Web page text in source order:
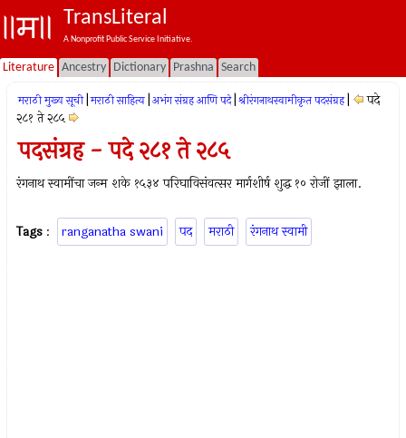
TransLiteral
A Nonprofit Public Service Initiative.
Literature Ancestry Dictionary Prashna Search
मराठी मुख्य सूची मराठी साहित्य अभंग संग्रह आणि पदे श्रीरंगनाथस्वामीकृत पदसंग्रह
पदे
२८१ ते २८५
पदसंग्रह - पदे २८१ ते २८५
रंगनाथ स्वामींचा जन्म शके १५३४ परिघाविसंवत्सर मार्गशीर्ष शुद्ध १० रोजीं झाला.
Tags : ranganatha swani पद मराठी रंगनाथ स्वामी